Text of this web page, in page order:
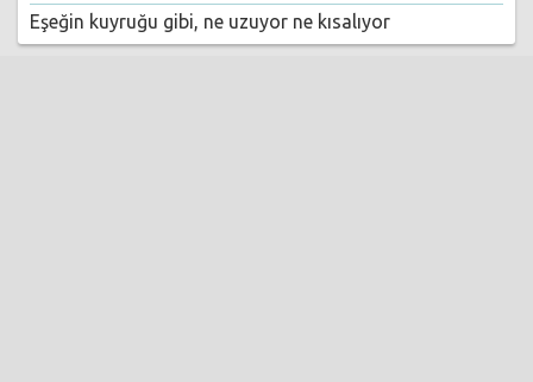
Eşeğin kuyruğu gibi, ne uzuyor ne kısalıyor